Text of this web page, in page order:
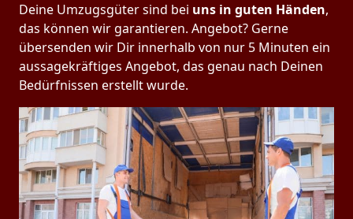
Deine Umzugsgüter sind bei uns in guten Händen,
das können wir garantieren. Angebot? Gerne
übersenden wir Dir innerhalb von nur 5 Minuten ein
aussagekräftiges Angebot, das genau nach Deinen
Bedürfnissen erstellt wurde.